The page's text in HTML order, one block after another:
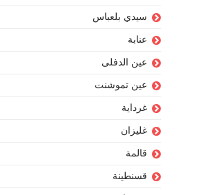
سيدي بلعباس
عنابة
عين الدفلى
عين تموشنت
غرداية
غليزان
قالمة
قسنطينة